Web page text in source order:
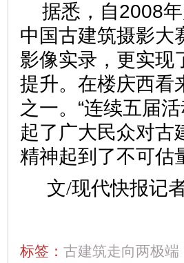
据悉，自2008
中国古建筑摄影大
影像实录，更实现
提升。在楼庆西看
之一。“连续五届
起了广大民众对古
精神起到了不可估
文/现代快报记
标签： 古建筑走向两极端